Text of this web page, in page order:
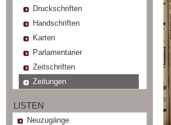
Druckschriften
Handschriften
Karten
Parlamentarier
Zeitschriften
Zeitungen
LISTEN
Neuzugänge